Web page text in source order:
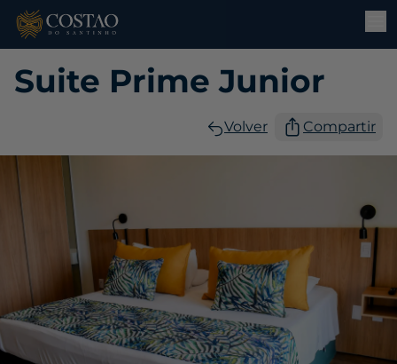
Suite Prime Junior
Volver Compartir